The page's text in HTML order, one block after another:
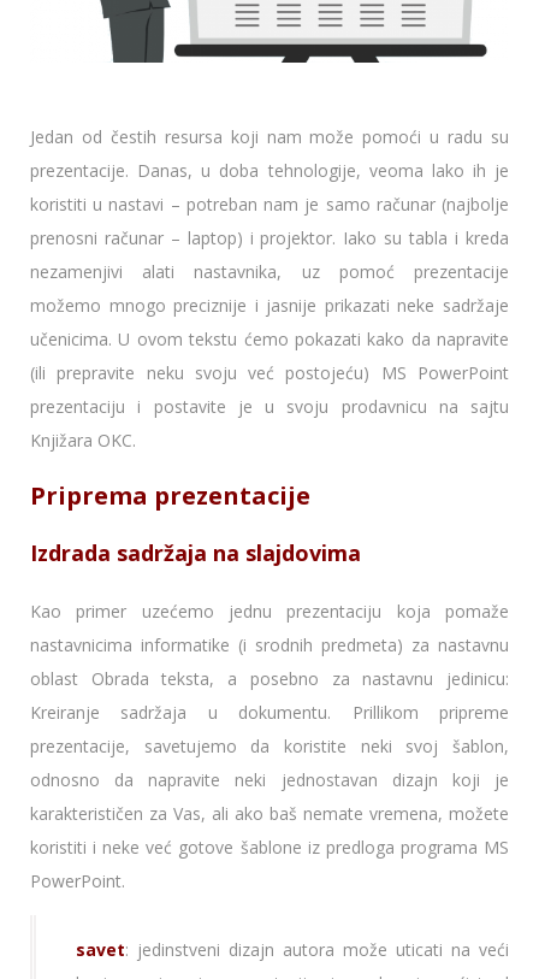
Jedan od čestih resursa koji nam može pomoći u radu su
prezentacije. Danas, u doba tehnologije, veoma lako ih je
koristiti u nastavi – potreban nam je samo računar (najbolje
prenosni računar – laptop) i projektor. Iako su tabla i kreda
nezamenjivi alati nastavnika, uz pomoć prezentacije
možemo mnogo preciznije i jasnije prikazati neke sadržaje
učenicima. U ovom tekstu ćemo pokazati kako da napravite
(ili prepravite neku svoju već postojeću) MS PowerPoint
prezentaciju i postavite je u svoju prodavnicu na sajtu
Knjižara OKC.
Priprema prezentacije
Izdrada sadržaja na slajdovima
Kao primer uzećemo jednu prezentaciju koja pomaže
nastavnicima informatike (i srodnih predmeta) za nastavnu
oblast Obrada teksta, a posebno za nastavnu jedinicu:
Kreiranje sadržaja u dokumentu. Prillikom pripreme
prezentacije, savetujemo da koristite neki svoj šablon,
odnosno da napravite neki jednostavan dizajn koji je
karakterističen za Vas, ali ako baš nemate vremena, možete
koristiti i neke već gotove šablone iz predloga programa MS
PowerPoint.
savet: jedinstveni dizajn autora može uticati na veći